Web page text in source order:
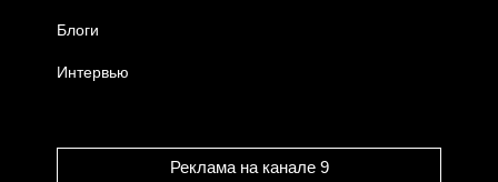
Блоги
Интервью
Реклама на канале 9